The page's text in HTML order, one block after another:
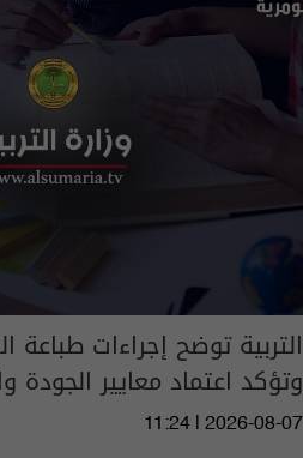
التربية توضح إجراءات طباعة
وتؤكد اعتماد معايير الجودة
11:24 | 2026-08-07